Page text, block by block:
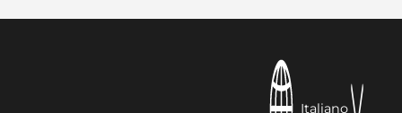
Italiano